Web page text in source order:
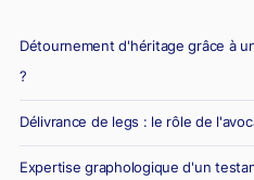
Détournement d'héritage grâce à
?
Délivrance de legs : le rôle de
Expertise graphologique d'un